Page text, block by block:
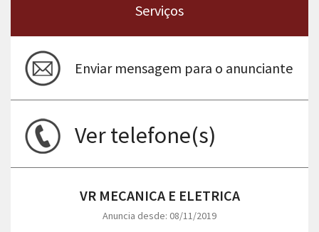
Serviços
Enviar mensagem para o anunciante
Ver telefone(s)
VR MECANICA E ELETRICA
Anuncia desde: 08/11/2019